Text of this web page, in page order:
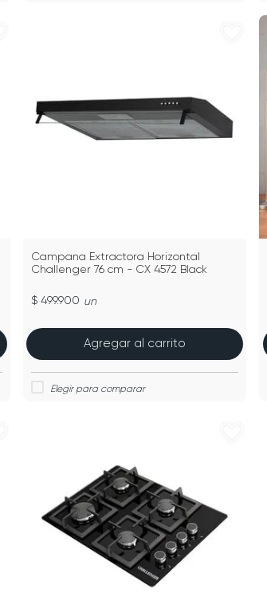
Campana Extractora Horizontal
Challenger 76 cm - CX 4572 Black
$ 499.900 un
Agregar al carrito